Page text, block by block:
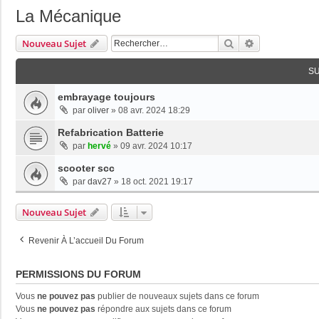
La Mécanique
Nouveau Sujet Rechercher
embrayage toujours
par oliver » 08 avr. 2024 18:29
Refabrication Batterie
par hervé » 09 avr. 2024 10:17
scooter scc
par dav27 » 18 oct. 2021 19:17
Nouveau Sujet
Revenir À L’accueil Du Forum
PERMISSIONS DU FORUM
Vous ne pouvez pas publier de nouveaux sujets dans ce forum
Vous ne pouvez pas répondre aux sujets dans ce forum